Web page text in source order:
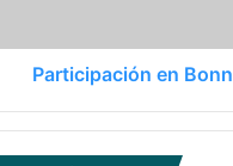
Participación en Bonn